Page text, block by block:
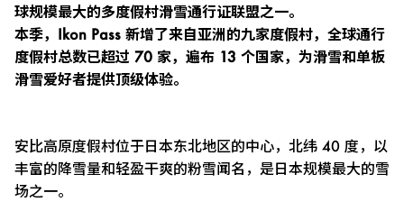
球规模最大的多度假村滑雪通行证联盟之一。
本季，Ikon Pass 新增了来自亚洲的九家度假村，全球通行
度假村总数已超过 70 家，遍布 13 个国家，为滑雪和单板
滑雪爱好者提供顶级体验。
安比高原度假村位于日本东北地区的中心，北纬 40 度，以
丰富的降雪量和轻盈干爽的粉雪闻名，是日本规模最大的雪
场之一。